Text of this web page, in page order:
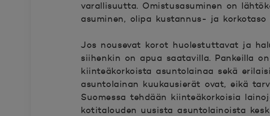
varallisuutta. Omistusasuminen on
asuminen, olipa kustannus- ja korkotaso
Jos nousevat korot huolestuttavat ja
siihenkin on apua saatavilla. Pankeilla
kiinteäkorkoista asuntolainaa sekä
asuntolainan kuukausierät ovat, eikä
Suomessa tehdään kiinteäkorkoisia
kotitalouden uusista asuntolainoista